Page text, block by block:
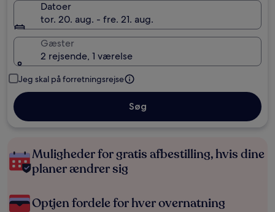
Datoer
tor. 20. aug. - fre. 21. aug.
Gæster
2 rejsende, 1 værelse
Jeg skal på forretningsrejse
Søg
Muligheder for gratis afbestilling, hvis dine
planer ændrer sig
Optjen fordele for hver overnatning